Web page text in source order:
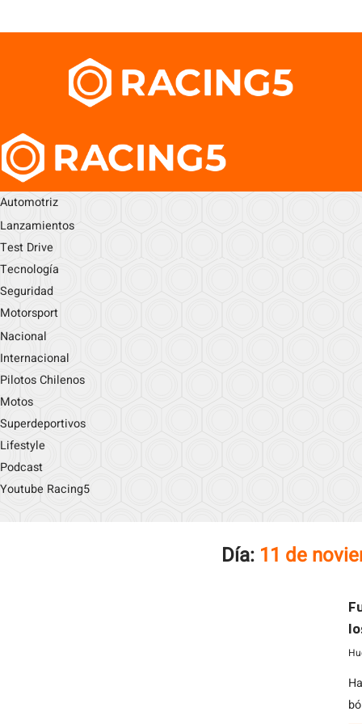
Automotriz
Lanzamientos
Test Drive
Tecnología
Seguridad
Motorsport
Nacional
Internacional
Pilotos Chilenos
Motos
Superdeportivos
Lifestyle
Podcast
Youtube Racing5
Día: 11 de